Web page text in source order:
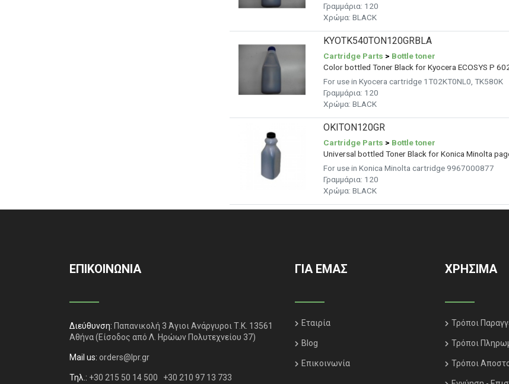
Γραμμάρια: 120
Χρώμα: BLACK
KYOTK540TON120GRBLA
Cartridge Parts > Bottle toner
Color bottled Toner Black for Kyocera ECOSYS P
For use in Kyocera cartridge 1T02KT0NL0, TK580K
Γραμμάρια: 120
Χρώμα: BLACK
OKITON120GR
Cartridge Parts > Bottle toner
Universal bottled Toner Black for Konica Minolta
For use in Konica Minolta cartridge 9967000877
Γραμμάρια: 120
Χρώμα: BLACK
ΕΠΙΚΟΙΝΩΝΙΑ
Διεύθυνση: Παπανικολή 3 Άγιοι Ανάργυροι Τ.Κ. 13561
Αθήνα(Είσοδος από Λ. Ηρώων Πολυτεχνείου 37)
Mail us: orders@lpr.gr
Τηλ.: +30 215 50 14 500 +30 210 97 13 733
ΓΙΑ ΕΜΑΣ
Εταιρία
Blog
Επικοινωνία
ΧΡΗΣΙΜΑ
Τρόποι
Τρόποι
Τρόποι